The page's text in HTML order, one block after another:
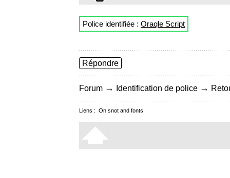
Police identifiée : Oraqle Script
Répondre
Forum → Identification de police →
Liens : On snot and fonts